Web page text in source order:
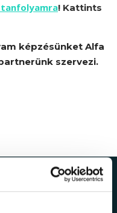
! Kattints
képzésünket Alfa
szervezi.
a